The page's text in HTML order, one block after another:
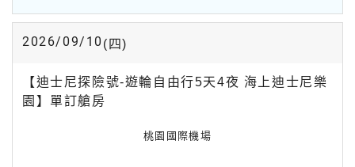
2026/09/10 (四)
【迪士尼探險號-遊輪自由行5天4夜 海上迪士尼樂
園】單訂艙房
桃園國際機場